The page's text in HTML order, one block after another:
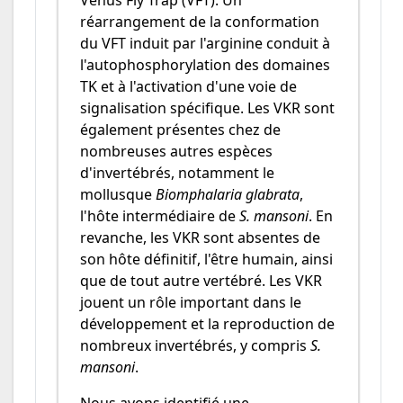
réarrangement de la conformation
du VFT induit par l'arginine conduit à
l'autophosphorylation des domaines
TK et à l'activation d'une voie de
signalisation spécifique. Les VKR sont
également présentes chez de
nombreuses autres espèces
d'invertébrés, notamment le
mollusqueBiomphalaria glabrata,
l'hôte intermédiaire deS. mansoni. En
revanche, les VKR sont absentes de
son hôte définitif, l'être humain, ainsi
que de tout autre vertébré. Les VKR
jouent un rôle important dans le
développement et la reproduction de
nombreux invertébrés, y compris S.
mansoni.